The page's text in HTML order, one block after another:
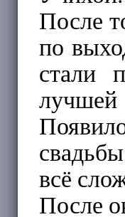
После
по
стали
всё
После